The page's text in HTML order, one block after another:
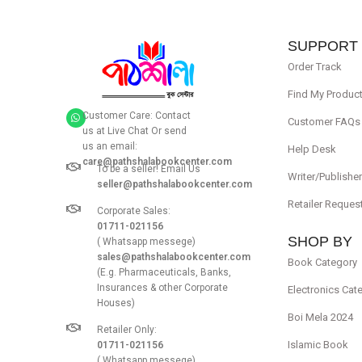
Customer Care: Contact
us at Live Chat Or send
us an email:
care@pathshalabookcenter.com
To be a seller! Email Us
seller@pathshalabookcenter.com
Corporate Sales:
01711-021156
( Whatsapp messege)
sales@pathshalabookcenter.com
(E.g. Pharmaceuticals, Banks,
Insurances & other Corporate
Houses)
Retailer Only:
01711-021156
SUPPORT
Order Track
Find My Product
Customer FAQs
Help Desk
Writer/
Retailer
SHOP BY
Book Category
Electronics
Boi Mela 2024
Islamic Book